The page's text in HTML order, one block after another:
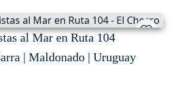
al Mar en Ruta 104
| Maldonado | Uruguay